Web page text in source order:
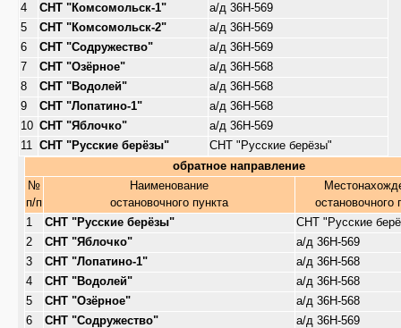
4
СНТ "Комсомольск-1"
а/д 36Н-569
5
СНТ "Комсомольск-2"
а/д 36Н-569
6
СНТ "Содружество"
а/д 36Н-569
7
СНТ "Озёрное"
а/д 36Н-568
8
СНТ "Водолей"
а/д 36Н-568
9
СНТ "Лопатино-1"
а/д 36Н-568
10 СНТ "Яблочко"
а/д 36Н-569
11
СНТ "Русские берёзы"
СНТ "Русские берёзы"
обратное направление
№
п/п
Наименование
остановочного пункта
остановочного
1
СНТ "Русские берёзы"
СНТ "Русские
2
СНТ "Яблочко"
а/д 36Н-569
3
СНТ "Лопатино-1"
а/д 36Н-568
4
СНТ "Водолей"
а/д 36Н-568
5
СНТ "Озёрное"
а/д 36Н-568
6
СНТ "Содружество"
а/д 36Н-569